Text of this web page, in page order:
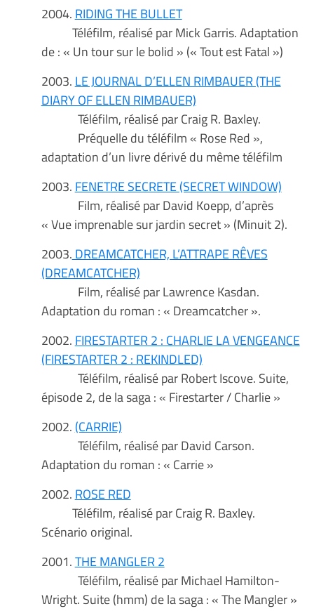
2004. RIDING THE BULLET
Téléfilm, réalisé par Mick Garris. Adaptation
de : « Un tour sur le bolid » (« Tout est Fatal »)
2003. LE JOURNAL D’ELLEN RIMBAUER (THE
DIARY OF ELLEN RIMBAUER)
Téléfilm, réalisé par Craig R. Baxley.
Préquelle du téléfilm « Rose Red »,
adaptation d’un livre dérivé du même téléfilm
2003. FENETRE SECRETE (SECRET WINDOW)
Film, réalisé par David Koepp, d’après
« Vue imprenable sur jardin secret » (Minuit 2).
2003. DREAMCATCHER, L’ATTRAPE RÊVES
(DREAMCATCHER)
Film, réalisé par Lawrence Kasdan.
Adaptation du roman : « Dreamcatcher ».
2002. FIRESTARTER 2 : CHARLIE LA VENGEANCE
(FIRESTARTER 2 : REKINDLED)
Téléfilm, réalisé par Robert Iscove. Suite,
épisode 2, de la saga : « Firestarter / Charlie »
2002. (CARRIE)
Téléfilm, réalisé par David Carson.
Adaptation du roman : « Carrie »
2002. ROSE RED
Téléfilm, réalisé par Craig R. Baxley.
Scénario original.
2001.THE MANGLER 2
Téléfilm, réalisé par Michael Hamilton-
Wright. Suite (hmm) de la saga : « The Mangler »